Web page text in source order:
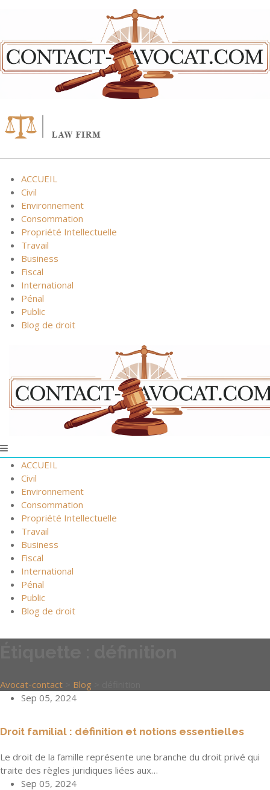
ACCUEIL
Civil
Environnement
Consommation
Propriété Intellectuelle
Travail
Business
Fiscal
International
Pénal
Public
Blog de droit
ACCUEIL
Civil
Environnement
Consommation
Propriété Intellectuelle
Travail
Business
Fiscal
International
Pénal
Public
Blog de droit
Avocat-contact Blog
Sep 05, 2024
Droit familial : définition et notions essentielles
Le droit de la famille représente une branche du droit privé qui
traite des règles juridiques liées aux…
Sep 05, 2024